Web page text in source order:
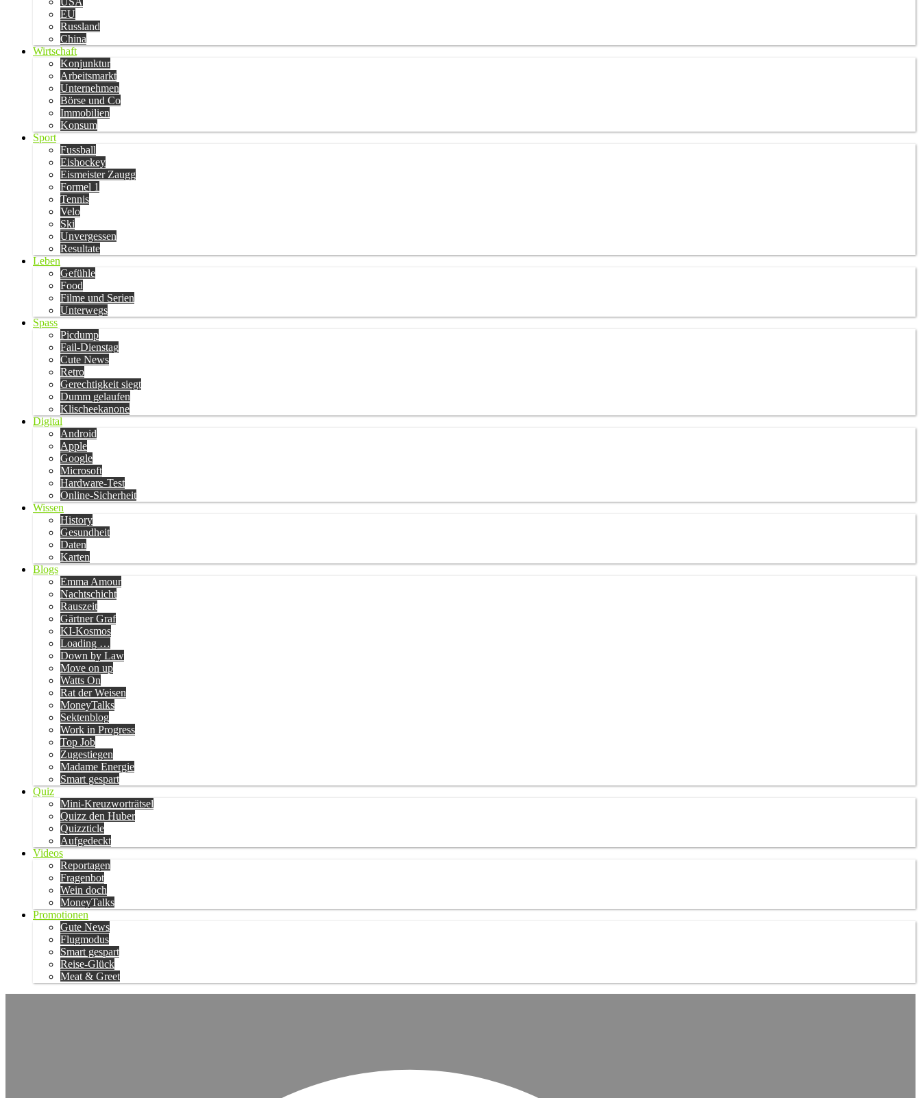
EU
Russland
China
Wirtschaft
Konjunktur
Arbeitsmarkt
Unternehmen
Börse und Co
Immobilien
Konsum
Sport
Fussball
Eishockey
Eismeister Zaugg
Formel 1
Tennis
Velo
Ski
Unvergessen
Resultate
Leben
Gefühle
Food
Filme und Serien
Unterwegs
Spass
Picdump
Fail-Dienstag
Cute News
Retro
Gerechtigkeit siegt
Dumm gelaufen
Klischeekanone
Digital
Android
Apple
Google
Microsoft
Hardware-Test
Online-Sicherheit
Wissen
History
Gesundheit
Daten
Karten
Blogs
Emma Amour
Nachtschicht
Rauszeit
Gärtner Graf
KI-Kosmos
Loading …
Down by Law
Move on up
Watts On
Rat der Weisen
MoneyTalks
Sektenblog
Work in Progress
Top Job
Zugestiegen
Madame Energie
Smart gespart
Quiz
Mini-Kreuzworträtsel
Quizz den Huber
Quizzticle
Aufgedeckt
Videos
Reportagen
Fragenbot
Wein doch
MoneyTalks
Promotionen
Gute News
Flugmodus
Smart gespart
Reise-Glück
Meat & Greet